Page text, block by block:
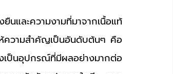
และความงามที่มาจากเนื้อแท้
ความสำคัญเป็นอันดับต้นๆ คือ
ป็นอุปกรณ์ที่มีผลอย่างมากต่อ